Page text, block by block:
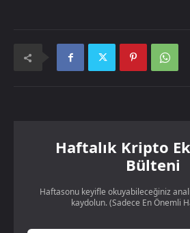
Haftalık Kripto
Bülteni
Haftasonu keyifle okuyabileceğiniz
kaydolun. (Sadece En Önemli